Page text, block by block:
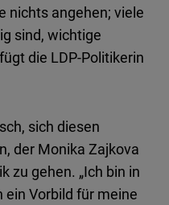
nichts angehen; viele
sind, wichtige
die LDP-Politikerin
sich diesen
der Monika Zajkova
zu gehen. „Ich bin in
ein Vorbild für meine